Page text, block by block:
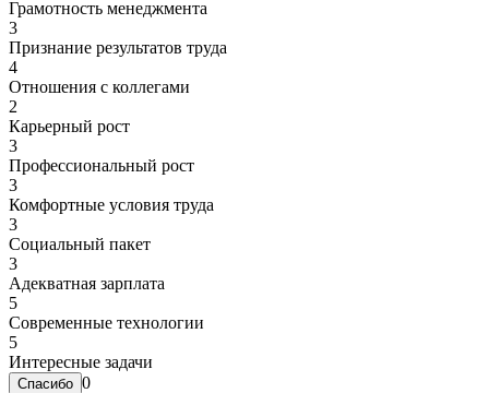
Грамотность менеджмента
3
Признание результатов труда
4
Отношения с коллегами
2
Карьерный рост
3
Профессиональный рост
3
Комфортные условия труда
3
Социальный пакет
3
Адекватная зарплата
5
Современные технологии
5
Интересные задачи
0